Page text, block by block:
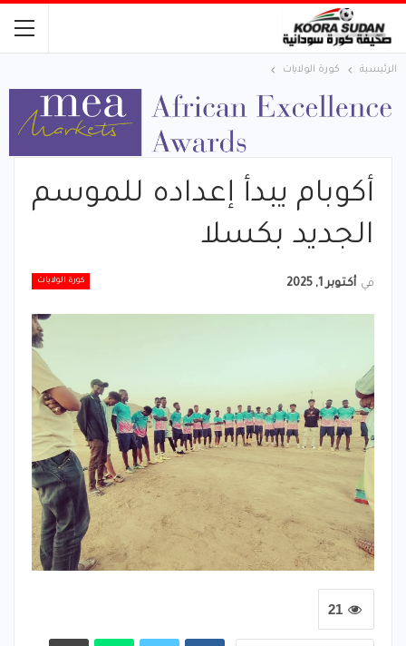
الرئيسية كورة الولايات
أكوبام يبدأ إعداده للموسم
الجديد بكسلا
كورة الولايات في أكتوبر 1, 2025
21